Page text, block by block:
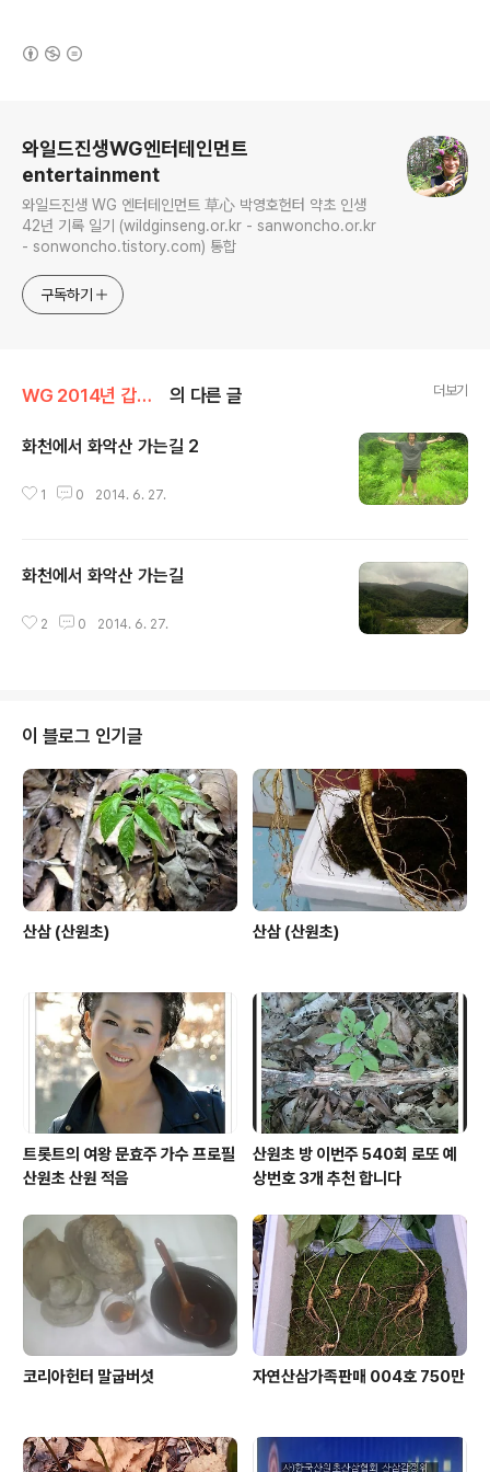
와일드진생WG엔터테인먼트
entertainment
와일드진생 WG 엔터테인먼트 草心 박영호헌터 약초 인생
42년 기록 일기 (wildginseng.or.kr - sanwoncho.or.kr
- sonwoncho.tistory.com) 통합
구독하기
WG 2014년 갑오년 기록 의 다른 글 더보기
화천에서 화악산 가는길 2
1 0 2014. 6. 27.
화천에서 화악산 가는길
2 0 2014. 6. 27.
이 블로그 인기글
산삼 (산원초) 산삼 (산원초)
트롯트의 여왕 문효주 가수 프로필
산원초 산원 적음
산원초 방 이번주 540회 로또 예
상번호 3개 추천 합니다
코리아헌터 말굽버섯 자연산삼가족판매 004호 750만